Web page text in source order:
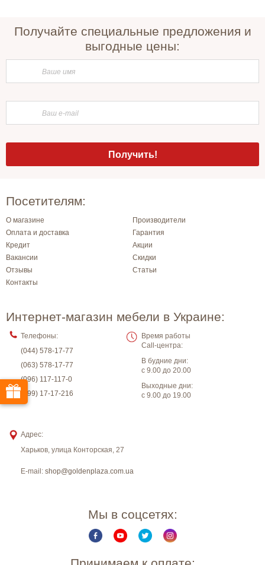
Получайте специальные предложения и
выгодные цены:
Посетителям:
О магазине
Производители
Оплата и доставка
Гарантия
Кредит
Акции
Вакансии
Скидки
Отзывы
Статьи
Контакты
Интернет-магазин мебели в Украине:
Телефоны:
(044) 578-17-77
(063) 578-17-77
(096) 117-117-0
(099) 17-17-216
Время работы
Call-центра:
В будние дни:
с 9.00 до 20.00
Выходные дни:
с 9.00 до 19.00
Адрес:
Харьков, улица Конторская, 27
E-mail: shop@goldenplaza.com.ua
Мы в соцсетях: